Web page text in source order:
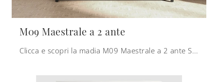
M09 Maestrale a 2 ante
Clicca e scopri la madia M09 Maestrale a 2 ante Scandola: se desideri mobili in legno per stanze moderne, questa è la soluzione ottimale per te!